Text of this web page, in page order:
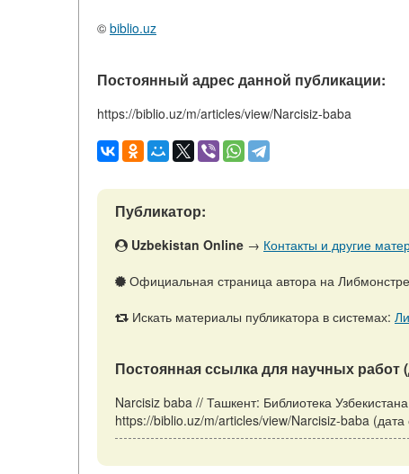
© biblio.uz
Постоянный адрес данной публикации:
https://biblio.uz/m/articles/view/Narcisiz-baba
Публикатор:
Uzbekistan Online → Контакты и другие
Официальная страница автора на
Искать материалы публикатора в системах:
Постоянная ссылка для научных работ
Narcisiz baba // Ташкент: Библиотека
https://biblio.uz/m/articles/view/Narcisiz-baba